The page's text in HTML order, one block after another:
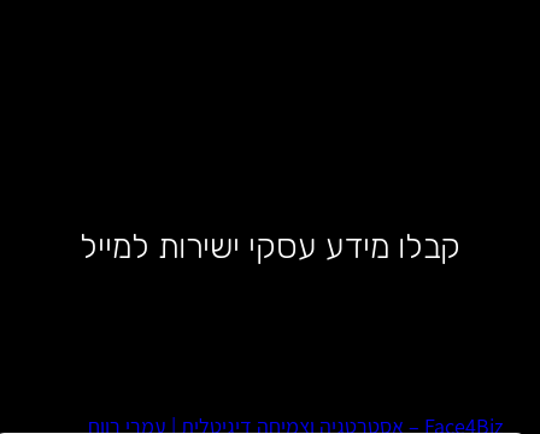
קבלו מידע עסקי ישירות למייל
Face4Biz – אסטרטגיה וצמיחה דיגיטלית | עמרי רווח